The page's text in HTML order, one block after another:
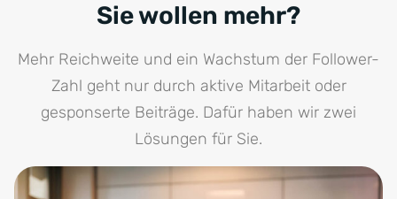
Sie wollen mehr?
Mehr Reichweite und ein Wachstum der Follower-
Zahl geht nur durch aktive Mitarbeit oder
gesponserte Beiträge. Dafür haben wir zwei
Lösungen für Sie.